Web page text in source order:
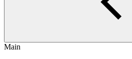
Main